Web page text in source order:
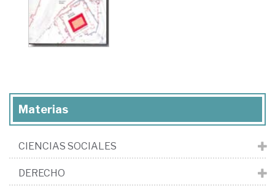
Materias
CIENCIAS SOCIALES
DERECHO